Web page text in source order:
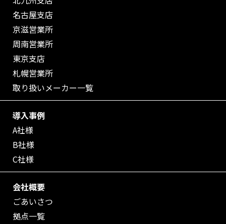
名古屋支店
京滋営業所
周南営業所
東京支店
札幌営業所
取り扱いメーカー一覧
導入事例
A社様
B社様
C社様
会社概要
ごあいさつ
拠点一覧